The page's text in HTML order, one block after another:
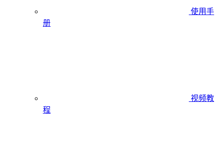
使用手
册
视频教
程